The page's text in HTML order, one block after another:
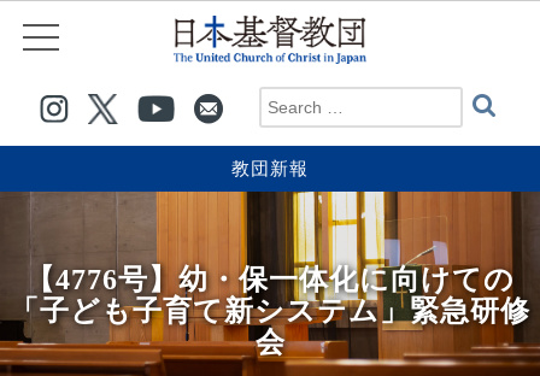
教団新報
【4776号】幼・保一体化に向けての
「子ども子育て新システム」緊急研修
会